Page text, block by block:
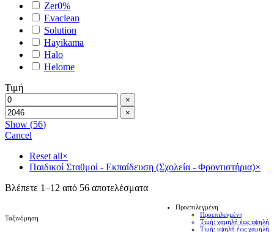
Zer0%
Evaclean
Solution
Hayikama
Halo
Helome
Τιμή
×
×
Show (56)
Cancel
Reset all×
Παιδικοί Σταθμοί - Εκπαίδευση (Σχολεία - Φροντιστήρια)×
Βλέπετε 1–12 από 56 αποτελέσματα
Ταξινόμηση
Προεπιλεγμένη
Προεπιλεγμένη
Τιμή: χαμηλή έως υψηλή
Τιμή: υψηλή έως χαμηλή